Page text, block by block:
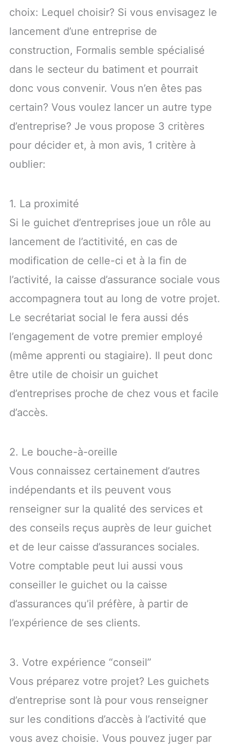
choix: Lequel choisir? Si vous envisagez le
lancement d’une entreprise de
construction, Formalis semble spécialisé
dans le secteur du batiment et pourrait
donc vous convenir. Vous n’en êtes pas
certain? Vous voulez lancer un autre type
d’entreprise? Je vous propose 3 critères
pour décider et, à mon avis, 1 critère à
oublier:
1. La proximité
Si le guichet d’entreprises joue un rôle au
lancement de l’actitivité, en cas de
modification de celle-ci et à la fin de
l’activité, la caisse d’assurance sociale vous
accompagnera tout au long de votre projet.
Le secrétariat social le fera aussi dés
l’engagement de votre premier employé
(même apprenti ou stagiaire). Il peut donc
être utile de choisir un guichet
d’entreprises proche de chez vous et facile
d’accès.
2. Le bouche-à-oreille
Vous connaissez certainement d’autres
indépendants et ils peuvent vous
renseigner sur la qualité des services et
des conseils reçus auprès de leur guichet
et de leur caisse d’assurances sociales.
Votre comptable peut lui aussi vous
conseiller le guichet ou la caisse
d’assurances qu’il préfère, à partir de
l’expérience de ses clients.
3. Votre expérience “conseil”
Vous préparez votre projet? Les guichets
d’entreprise sont là pour vous renseigner
sur les conditions d’accès à l’activité que
vous avez choisie. Vous pouvez juger par